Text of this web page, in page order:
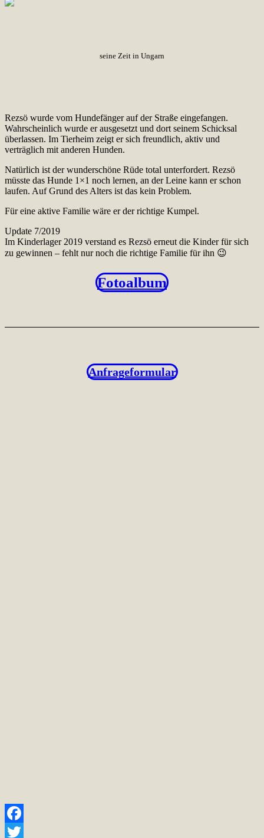
seine Zeit in Ungarn
Rezsö wurde vom Hundefänger auf der Straße eingefangen.
Wahrscheinlich wurde er ausgesetzt und dort seinem Schicksal
überlassen. Im Tierheim zeigt er sich freundlich, aktiv und
verträglich mit anderen Hunden.
Natürlich ist der wunderschöne Rüde total unterfordert. Rezsö
müsste das Hunde 1×1 noch lernen, an der Leine kann er schon
laufen. Auf Grund des Alters ist das kein Problem.
Für eine aktive Familie wäre er der richtige Kumpel.
Update 7/2019
Im Kinderlager 2019 verstand es Rezsö erneut die Kinder für sich
zu gewinnen – fehlt nur noch die richtige Familie für ihn 😉
Fotoalbum
Anfrageformular
Facebook